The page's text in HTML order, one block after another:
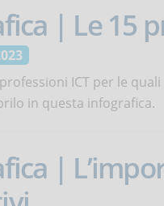
| Le 15
ICT per le
in questa infografica.
|